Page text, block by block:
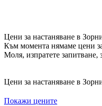
Цени за настаняване в
Към момента нямаме цени
Моля, изпратете
Цени за настаняване в
Покажи цените